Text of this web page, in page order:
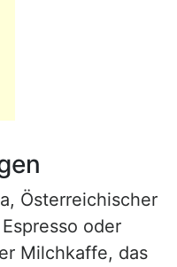
Österreichischer
oder
Milchkaffe, das